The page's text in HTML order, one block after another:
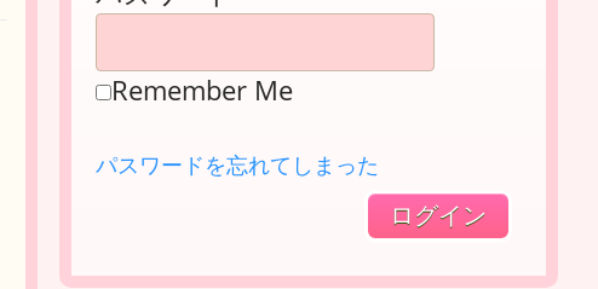
Remember Me
パスワードを忘れてしまった